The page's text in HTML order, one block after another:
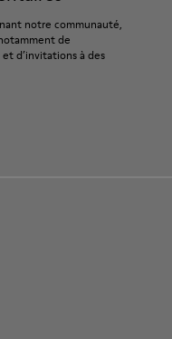
notre communauté,
de
d’invitations à des